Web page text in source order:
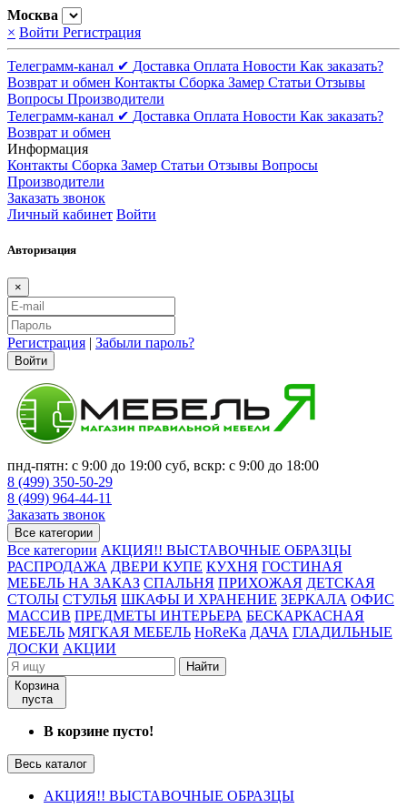
Москва
× Войти Регистрация
Телеграмм-канал ✔ Доставка Оплата Новости Как заказать?
Возврат и обмен Контакты Сборка Замер Статьи Отзывы
Вопросы Производители
Телеграмм-канал ✔ Доставка Оплата Новости Как заказать?
Возврат и обмен
Информация
Контакты Сборка Замер Статьи Отзывы Вопросы
Производители
Заказать звонок
Личный кабинет Войти
Авторизация
×
Регистрация | Забыли пароль?
Войти
пнд-пятн: с 9:00 до 19:00 суб, вскр: с 9:00 до 18:00
8 (499) 350-50-29
8 (499) 964-44-11
Заказать звонок
Все категории
Все категории АКЦИЯ!! ВЫСТАВОЧНЫЕ ОБРАЗЦЫ
РАСПРОДАЖА ДВЕРИ КУПЕ КУХНЯ ГОСТИНАЯ
МЕБЕЛЬ НА ЗАКАЗ СПАЛЬНЯ ПРИХОЖАЯ ДЕТСКАЯ
СТОЛЫ СТУЛЬЯ ШКАФЫ И ХРАНЕНИЕ ЗЕРКАЛА ОФИС
МАССИВ ПРЕДМЕТЫ ИНТЕРЬЕРА БЕСКАРКАСНАЯ
МЕБЕЛЬ МЯГКАЯ МЕБЕЛЬ HoReKa ДАЧА ГЛАДИЛЬНЫЕ
ДОСКИ АКЦИИ
Найти
Корзина
пуста
В корзине пусто!
Весь каталог
АКЦИЯ!! ВЫСТАВОЧНЫЕ ОБРАЗЦЫ